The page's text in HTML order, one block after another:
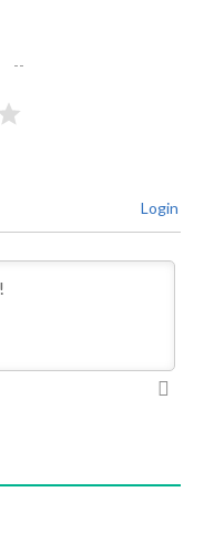
Login